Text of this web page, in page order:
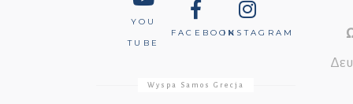
YOU
TUBE
FACEBOOKINSTAGRAM
Wyspa Samos Grecja